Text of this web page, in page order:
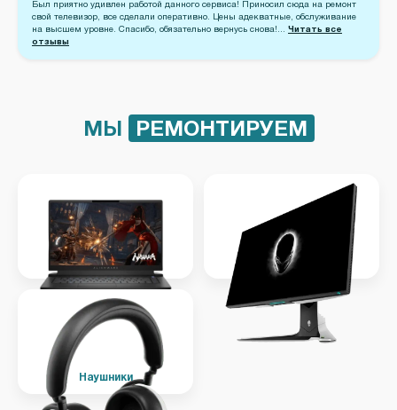
Был приятно удивлен работой данного сервиса! Приносил сюда на ремонт
свой телевизор, все сделали оперативно. Цены адекватные, обслуживание
на высшем уровне. Спасибо, обязательно вернусь снова!... Читать все
отзывы
МЫ РЕМОНТИРУЕМ
Ноутбук Монитор
Наушники